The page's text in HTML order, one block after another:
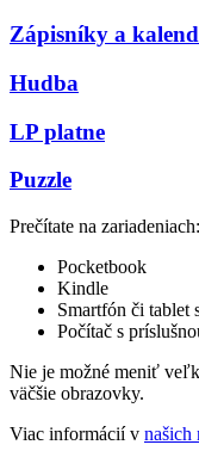
Zápisníky a
Hudba
LP platne
Puzzle
Prečítate na zariadeniach:
Pocketbook
Kindle
Smartfón či tablet
Počítač s
Nie je možné meniť
väčšie obrazovky.
Viac informácií v našich